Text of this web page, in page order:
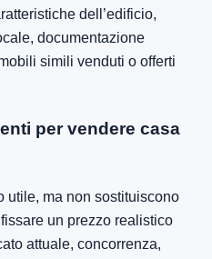
dell’edificio,
documentazione
simili venduti o offerti
per vendere casa
utile, ma non sostituiscono
un prezzo realistico
attuale, concorrenza,